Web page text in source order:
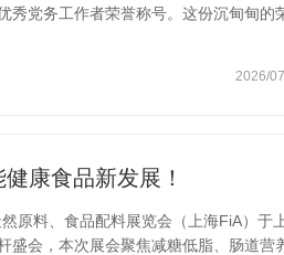
秀党务工作者荣誉称号。这份沉甸甸的
生物发酵产业协会科技进步一等奖、
等奖、山东省五一巾帼标兵等荣誉称号
2026/
康食品新发展！
原料、食品配料展览会（上海FiA）于
盛会，本次展会聚焦减糖低脂、肠道营